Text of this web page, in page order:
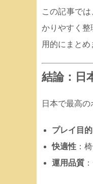
この記事で
かりやすく整
用的にまとめ
結論：日
日本で最高
プレイ目的
快適性 ：
運用品質